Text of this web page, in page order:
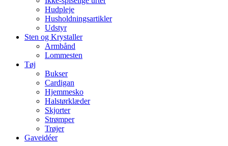
Hudpleje
Husholdningsartikler
Udstyr
Sten og Krystaller
Armbånd
Lommesten
Tøj
Bukser
Cardigan
Hjemmesko
Halstørklæder
Skjorter
Strømper
Trøjer
Gaveidéer